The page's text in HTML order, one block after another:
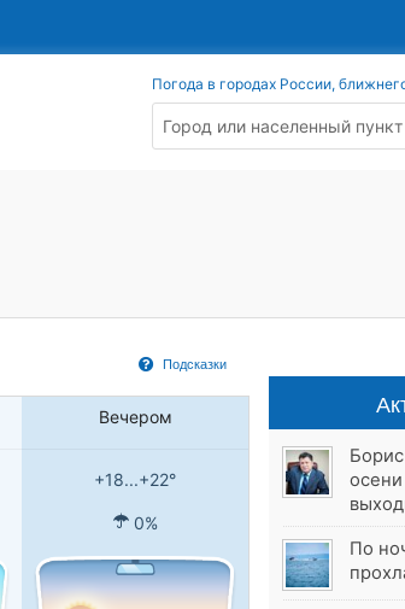
Погода в городах России,
Подсказки
Вечером
+18...+22°
0%
По